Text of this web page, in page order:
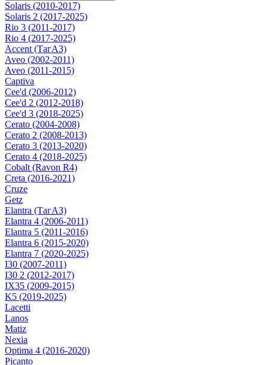
Solaris (2010-2017)
Solaris 2 (2017-2025)
Rio 3 (2011-2017)
Rio 4 (2017-2025)
Accent (ТагАЗ)
Aveo (2002-2011)
Aveo (2011-2015)
Captiva
Cee'd (2006-2012)
Cee'd 2 (2012-2018)
Cee'd 3 (2018-2025)
Cerato (2004-2008)
Cerato 2 (2008-2013)
Cerato 3 (2013-2020)
Cerato 4 (2018-2025)
Cobalt (Ravon R4)
Creta (2016-2021)
Cruze
Getz
Elantra (ТагАЗ)
Elantra 4 (2006-2011)
Elantra 5 (2011-2016)
Elantra 6 (2015-2020)
Elantra 7 (2020-2025)
I30 (2007-2011)
I30 2 (2012-2017)
IX35 (2009-2015)
K5 (2019-2025)
Lacetti
Lanos
Matiz
Nexia
Optima 4 (2016-2020)
Picanto